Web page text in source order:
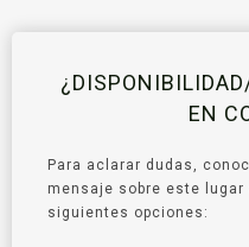
EN
Para aclarar dudas,
mensaje sobre este
siguientes opciones: